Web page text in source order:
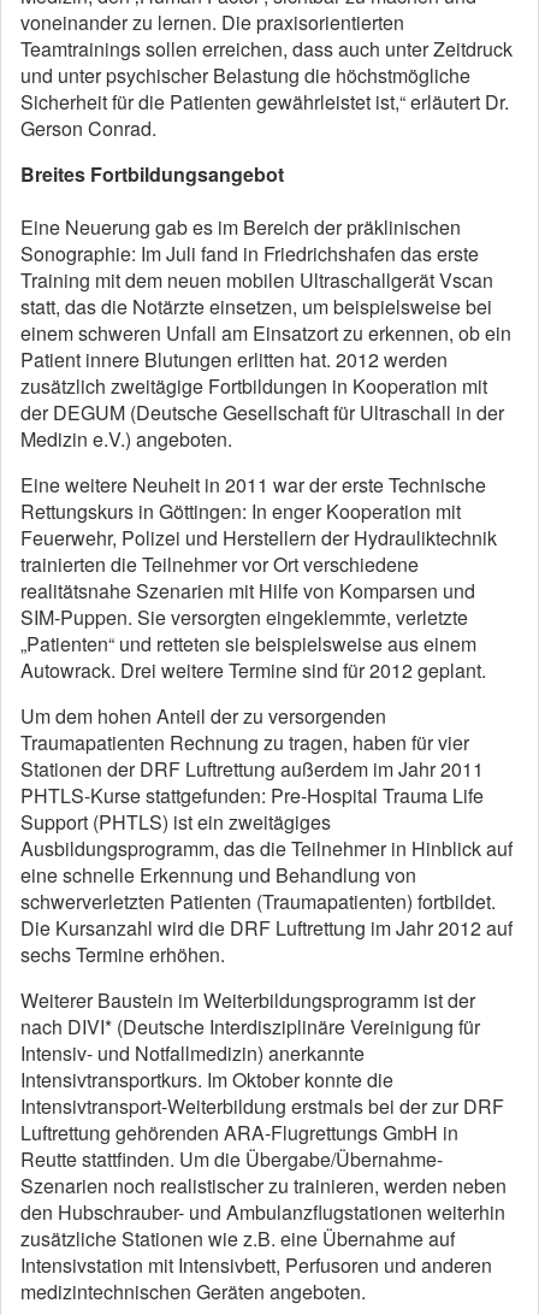
voneinander zu lernen. Die praxisorientierten
Teamtrainings sollen erreichen, dass auch unter Zeitdruck
und unter psychischer Belastung die höchstmögliche
Sicherheit für die Patienten gewährleistet ist,“ erläutert Dr.
Gerson Conrad.
Breites Fortbildungsangebot
Eine Neuerung gab es im Bereich der präklinischen
Sonographie: Im Juli fand in Friedrichshafen das erste
Training mit dem neuen mobilen Ultraschallgerät Vscan
statt, das die Notärzte einsetzen, um beispielsweise bei
einem schweren Unfall am Einsatzort zu erkennen, ob ein
Patient innere Blutungen erlitten hat. 2012 werden
zusätzlich zweitägige Fortbildungen in Kooperation mit
der DEGUM (Deutsche Gesellschaft für Ultraschall in der
Medizin e.V.) angeboten.
Eine weitere Neuheit in 2011 war der erste Technische
Rettungskurs in Göttingen: In enger Kooperation mit
Feuerwehr, Polizei und Herstellern der Hydrauliktechnik
trainierten die Teilnehmer vor Ort verschiedene
realitätsnahe Szenarien mit Hilfe von Komparsen und
SIM-Puppen. Sie versorgten eingeklemmte, verletzte
„Patienten“ und retteten sie beispielsweise aus einem
Autowrack. Drei weitere Termine sind für 2012 geplant.
Um dem hohen Anteil der zu versorgenden
Traumapatienten Rechnung zu tragen, haben für vier
Stationen der DRF Luftrettung außerdem im Jahr 2011
PHTLS-Kurse stattgefunden: Pre-Hospital Trauma Life
Support (PHTLS) ist ein zweitägiges
Ausbildungsprogramm, das die Teilnehmer in Hinblick auf
eine schnelle Erkennung und Behandlung von
schwerverletzten Patienten (Traumapatienten) fortbildet.
Die Kursanzahl wird die DRF Luftrettung im Jahr 2012 auf
sechs Termine erhöhen.
Weiterer Baustein im Weiterbildungsprogramm ist der
nach DIVI* (Deutsche Interdisziplinäre Vereinigung für
Intensiv- und Notfallmedizin) anerkannte
Intensivtransportkurs. Im Oktober konnte die
Intensivtransport-Weiterbildung erstmals bei der zur DRF
Luftrettung gehörenden ARA-Flugrettungs GmbH in
Reutte stattfinden. Um die Übergabe/Übernahme-
Szenarien noch realistischer zu trainieren, werden neben
den Hubschrauber- und Ambulanzflugstationen weiterhin
zusätzliche Stationen wie z.B. eine Übernahme auf
Intensivstation mit Intensivbett, Perfusoren und anderen
medizintechnischen Geräten angeboten.